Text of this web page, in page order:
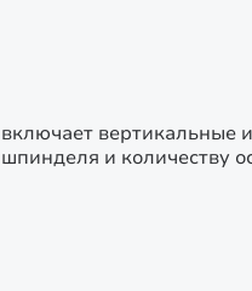
и количеству